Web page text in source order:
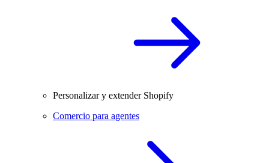
Personalizar y extender Shopify
Comercio para agentes